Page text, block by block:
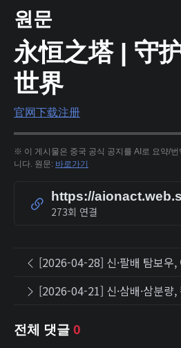
원문
永恒之塔 | 守
世界
官网下载注册
※ 이 게시물은 중국 공식 공지를 AI로 요약/
니다. 원문: 바로가기
https://
273회 연결
[2026-04-28] 신·팔배 탐보우,
[2026-04-21] 신·삼배·삼분량,
전체 댓글 0